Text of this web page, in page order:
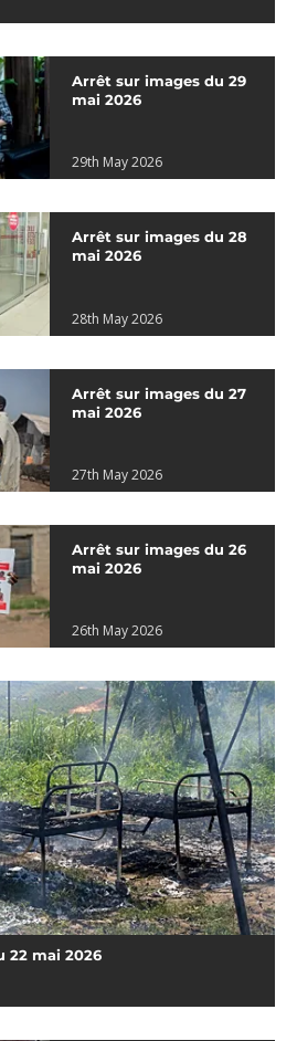
Arrêt sur images du 29
mai 2026
29th May 2026
Arrêt sur images du 28
mai 2026
28th May 2026
Arrêt sur images du 27
mai 2026
27th May 2026
Arrêt sur images du 26
mai 2026
26th May 2026
22 mai 2026